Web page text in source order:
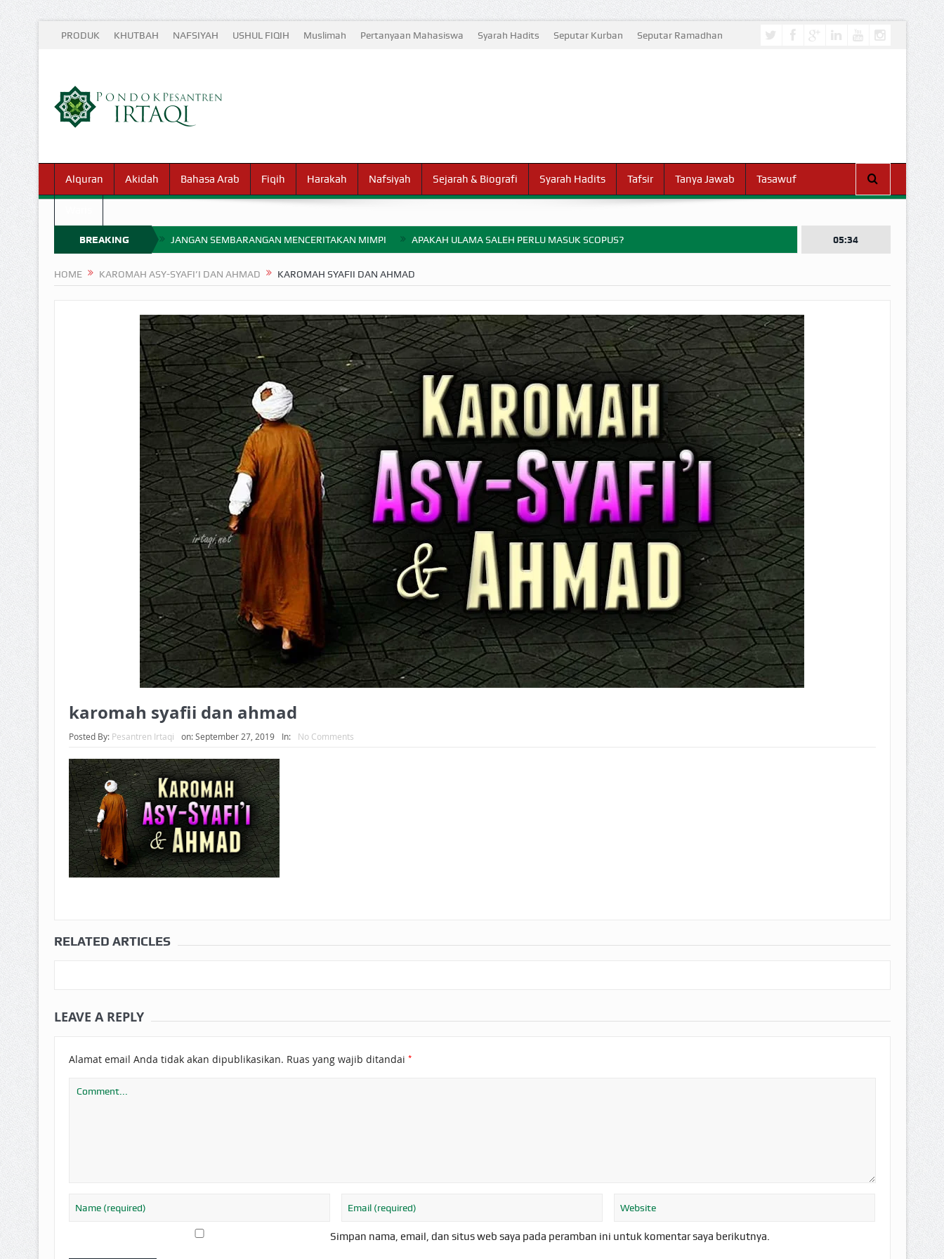
PRODUK KHUTBAH NAFSIYAH USHUL FIQIH Muslimah Pertanyaan Mahasiswa Syarah Hadits Seputar Kurban Seputar Ramadhan
Alquran Akidah Bahasa Arab Fiqih Harakah Nafsiyah Sejarah & Biografi Syarah Hadits Tafsir Tanya Jawab Tasawuf
BREAKING
NEWS
JANGAN SEMBARANGAN MENCERITAKAN MIMPI APAKAH ULAMA SALEH PERLU MASUK SCOPUS?
BAGAIMANA CARA MEMBAYAR ZAKAT UANG? UANG HARAM BISA MENJADI HALAL JIKA SEBAB KEPEMILIKANNYA BERUBAH
ISTIDLAL BATIL VS ISTIDLAL SYAR’I BAHASA CINTA KARENA ALLAH HUKUM MEMBAYAR ZAKAT DENGAN CARA MENGANGSUR
HUKUM MEMBAYAR ZAKAT KEPADA KERABAT SENDIRI
05:34
HOME KAROMAH ASY-SYAFI’I DAN AHMAD KAROMAH SYAFII DAN AHMAD
karomah syafii dan ahmad
Posted By: Pesantren Irtaqi on:September 27, 2019 In: No Comments
RELATED ARTICLES
LEAVE A REPLY
Alamat email Anda tidak akan dipublikasikan. Ruas yang wajib ditandai *
Simpan nama, email, dan situs web saya pada peramban ini untuk komentar saya berikutnya.